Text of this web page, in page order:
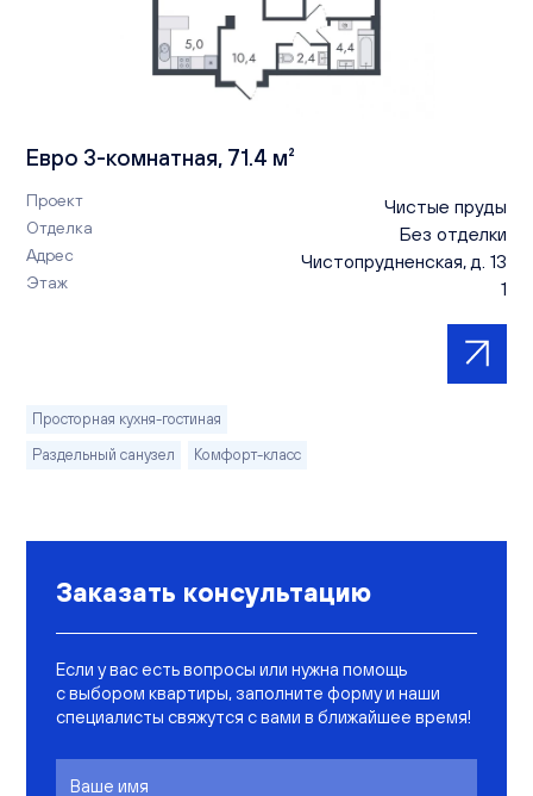
Евро 3-комнатная, 71.4 м²
Проект Чистые пруды
Отделка Без отделки
Адрес Чистопрудненская, д. 13
Этаж 1
Просторная кухня-гостиная
Раздельный санузел
Комфорт-класс
Заказать консультацию
Если у вас есть вопросы или нужна помощь
с выбором квартиры, заполните форму и наши
специалисты свяжутся с вами в ближайшее время!